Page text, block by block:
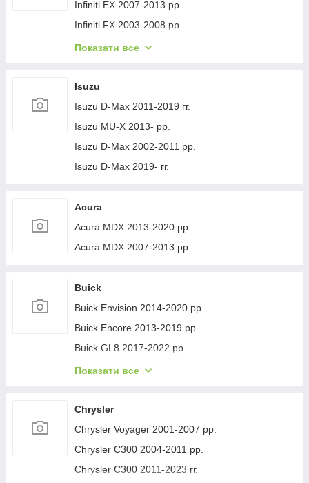
Jeep Cherokee XJ 1984-2001 гг.
Infiniti EX 2007-2013 рр.
Infiniti FX 2003-2008 рр.
Infiniti FX 2008-2012 рр.
Infiniti Q30 2015-2024 гг.
Infiniti Q50/Q60 2013-2024 рр.
Infiniti QX50 2013-2017 рр.
Infiniti QX56 2010-2013 рр.
Infiniti QX70 2013-2019 рр.
Infiniti G25/G35/37 (V36/CV36) 2006-2015 гг.
Infinity Q70/M-series 2010-2019 рр.
Infiniti QX80 2013-2024 рр.
Показати все
Isuzu
Isuzu D-Max 2011-2019 гг.
Isuzu MU-X 2013- рр.
Isuzu D-Max 2002-2011 рр.
Isuzu D-Max 2019- гг.
Acura
Acura MDX 2013-2020 рр.
Acura MDX 2007-2013 рр.
Buick
Buick Envision 2014-2020 рр.
Buick Encore 2013-2019 рр.
Buick GL8 2017-2022 рр.
Buick Lacrosse 2017-2023 рр.
Buick Verano 2016-2021 рр.
Buick Enclave 2007-2012 рр.
Показати все
Chrysler
Chrysler Voyager 2001-2007 рр.
Chrysler C300 2004-2011 рр.
Chrysler C300 2011-2023 гг.